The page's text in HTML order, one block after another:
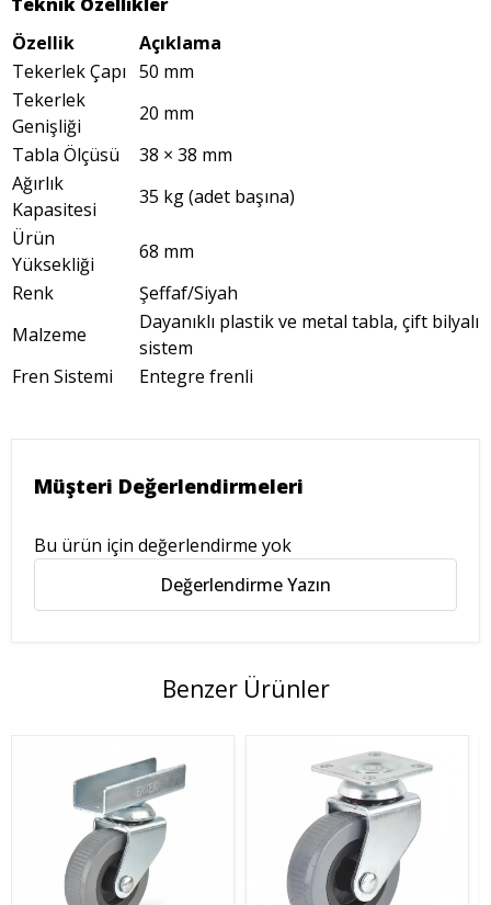
Özellik
Açıklama
Tekerlek Çapı 50 mm
Tekerlek
Genişliği
20 mm
Tabla Ölçüsü
38 × 38 mm
Ağırlık
Kapasitesi
35 kg (adet başına)
Ürün
Yüksekliği
68 mm
Renk
Şeffaf/Siyah
Malzeme
Dayanıklı plastik ve metal tabla, çift bilyalı
sistem
Fren Sistemi
Entegre frenli
Müşteri Değerlendirmeleri
Bu ürün için değerlendirme yok
Değerlendirme Yazın
Benzer Ürünler